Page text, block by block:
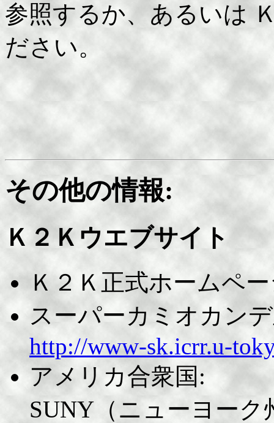
参照するか、あるいは
ださい。
その他の情報:
Ｋ２Ｋウエブサイト
Ｋ２Ｋ正式ホームペ
スーパーカミオカン
http://www-sk.icrr.u-
アメリカ合衆国:
SUNY（ニューヨーク